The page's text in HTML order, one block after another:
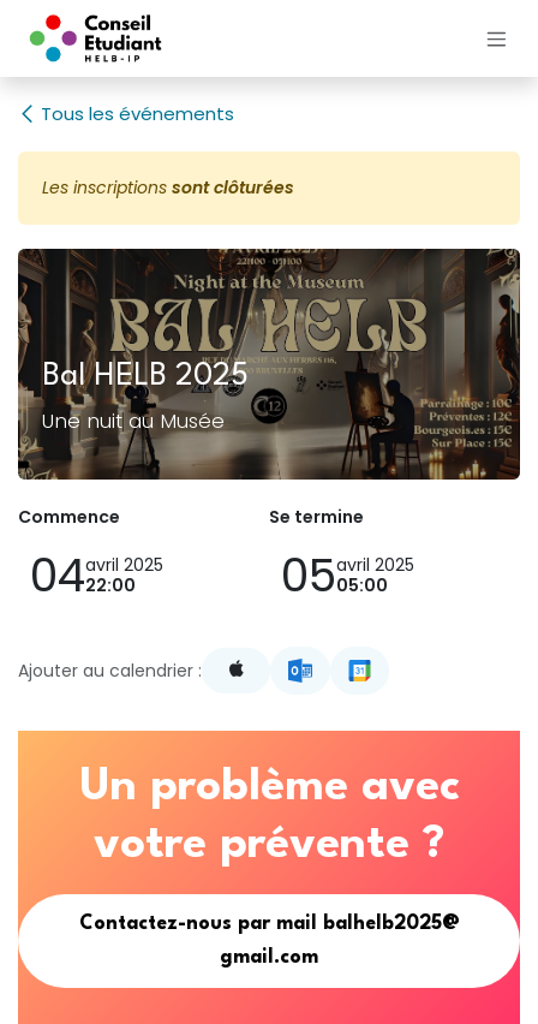
Se rendre au contenu
Tous les événements
Les inscriptions sont clôturées
Bal HELB 2025
Une nuit au Musée
Commence
04avril 2025
22:00
Se termine
05avril 2025
05:00
Ajouter au calendrier :
Un problème avec
votre prévente ?
Contactez-nous par mail balhelb2025@​​​​
gmail.com